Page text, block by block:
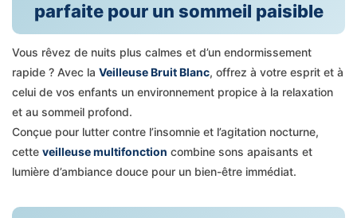
parfaite pour un sommeil paisible
Vous rêvez de nuits plus calmes et d’un endormissement
rapide ? Avec la Veilleuse Bruit Blanc, offrez à votre esprit et à
celui de vos enfants un environnement propice à la relaxation
et au sommeil profond.
Conçue pour lutter contre l’insomnie et l’agitation nocturne,
cette veilleuse multifonction combine sons apaisants et
lumière d’ambiance douce pour un bien-être immédiat.